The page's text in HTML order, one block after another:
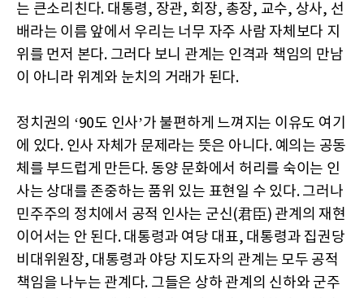
는 큰소리친다. 대통령, 장관, 회장, 총장, 교수, 상사, 선
배라는 이름 앞에서 우리는 너무 자주 사람 자체보다 지
위를 먼저 본다. 그러다 보니 관계는 인격과 책임의 만남
이 아니라 위계와 눈치의 거래가 된다.
정치권의 ‘90도 인사’가 불편하게 느껴지는 이유도 여기
에 있다. 인사 자체가 문제라는 뜻은 아니다. 예의는 공동
체를 부드럽게 만든다. 동양 문화에서 허리를 숙이는 인
사는 상대를 존중하는 품위 있는 표현일 수 있다. 그러나
민주주의 정치에서 공적 인사는 군신(君臣) 관계의 재현
이어서는 안 된다. 대통령과 여당 대표, 대통령과 집권당
비대위원장, 대통령과 야당 지도자의 관계는 모두 공적
책임을 나누는 관계다. 그들은 상하 관계의 신하와 군주